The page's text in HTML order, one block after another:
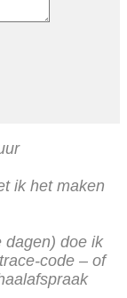
ik het maken
dagen) doe ik
code – of